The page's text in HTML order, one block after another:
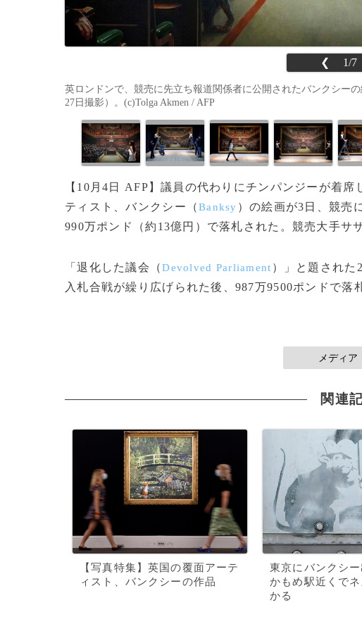
❮ 1/7
英ロンドンで、競売に先立ち報道関係者に公開されたバンクシー
27日撮影）。(c)Tolga Akmen / AFP
【10月4日 AFP】議員の代わりにチンパンジーが着
ティスト、バンクシー（Banksy ）の絵画が3日、競売
990万ポンド（約13億円）で落札された。競売大手サ
「退化した議会（Devolved Parliament ）」と題された
入札合戦が繰り広げられた後、987万9500ポンドで落
メディ
関連
【写真特集】英国の覆面アーテ
ィスト、バンクシーの作品
東京にバンクシ
かもめ駅近くで
かる